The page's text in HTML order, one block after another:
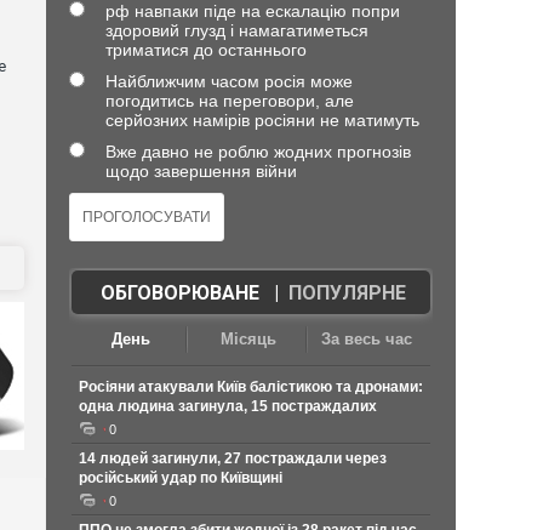
рф навпаки піде на ескалацію попри
здоровий глузд і намагатиметься
триматися до останнього
Найближчим часом росія може
погодитись на переговори, але
серйозних намірів росіяни не матимуть
Вже давно не роблю жодних прогнозів
щодо завершення війни
ОБГОВОРЮВАНЕ| ПОПУЛЯРНЕ
День Місяць За весь час
Росіяни атакували Київ балістикою та дронами:
одна людина загинула, 15 постраждалих
0
14 людей загинули, 27 постраждали через
російський удар по Київщині
0